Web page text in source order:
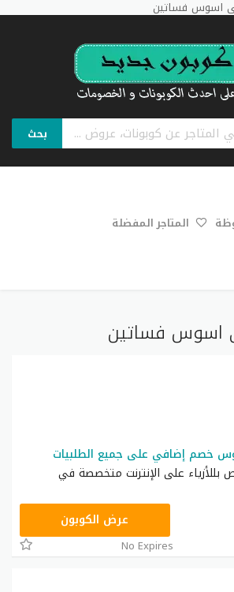
اسوس فساتين
بحث
المتاجر المفضلة
اسوس فساتين
خصم إضافي على جميع الطلبيات
على الإنترنت متخصصة في
TOP25عرض الكوبون
No Expires